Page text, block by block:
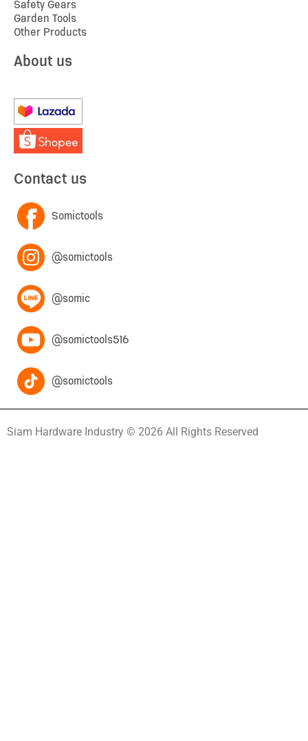
Safety Gears
Garden Tools
Other Products
About us
Contact us
Somictools
@somictools
@somic
@somictools516
@somictools
Siam Hardware Industry © 2026 All Rights Reserved